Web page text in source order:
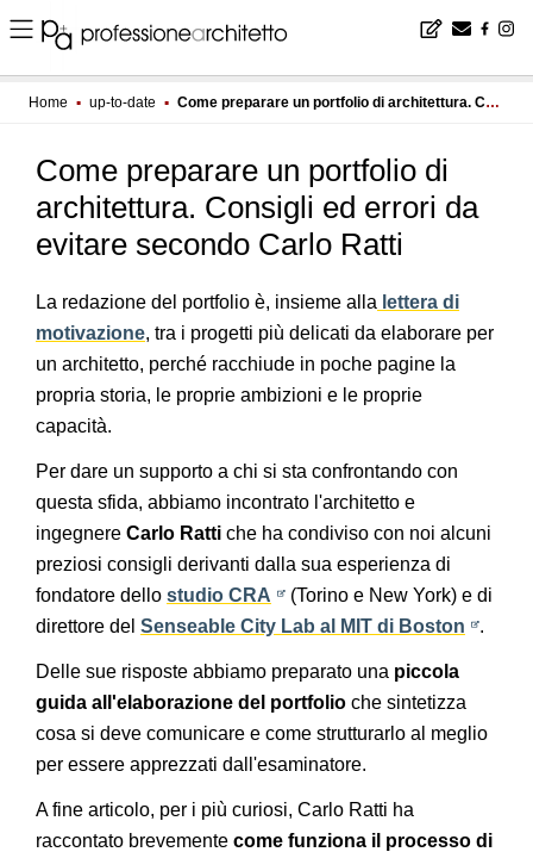
Home ▪ up-to-date ▪ Come preparare un portfolio di architettura. Consigli ed errori da evitare secondo Carlo Ratti
Come preparare un portfolio di
architettura. Consigli ed errori da
evitare secondo Carlo Ratti
La redazione del portfolio è, insieme alla lettera di
motivazione, tra i progetti più delicati da elaborare per
un architetto, perché racchiude in poche pagine la
propria storia, le proprie ambizioni e le proprie
capacità.
Per dare un supporto a chi si sta confrontando con
questa sfida, abbiamo incontrato l'architetto e
ingegnere Carlo Ratti che ha condiviso con noi alcuni
preziosi consigli derivanti dalla sua esperienza di
fondatore dello studio CRA
(Torino e New York) e di
direttore del Senseable City Lab al MIT di Boston .
Delle sue risposte abbiamo preparato una piccola
guida all'elaborazione del portfolio che sintetizza
cosa si deve comunicare e come strutturarlo al meglio
per essere apprezzati dall'esaminatore.
A fine articolo, per i più curiosi, Carlo Ratti ha
raccontato brevemente come funziona il processo di